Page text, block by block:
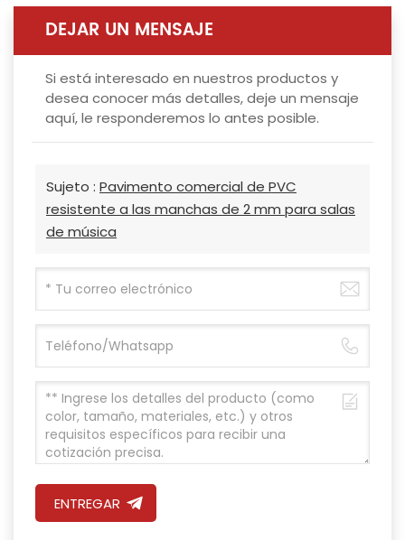
DEJAR UN MENSAJE
Si está interesado en nuestros productos y
desea conocer más detalles, deje un mensaje
aquí, le responderemos lo antes posible.
Sujeto : Pavimento comercial de PVC
resistente a las manchas de 2 mm para salas
de música
ENTREGAR